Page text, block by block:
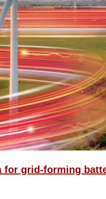
for grid-forming